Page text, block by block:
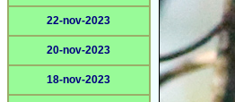
22-nov-2023
20-nov-2023
18-nov-2023